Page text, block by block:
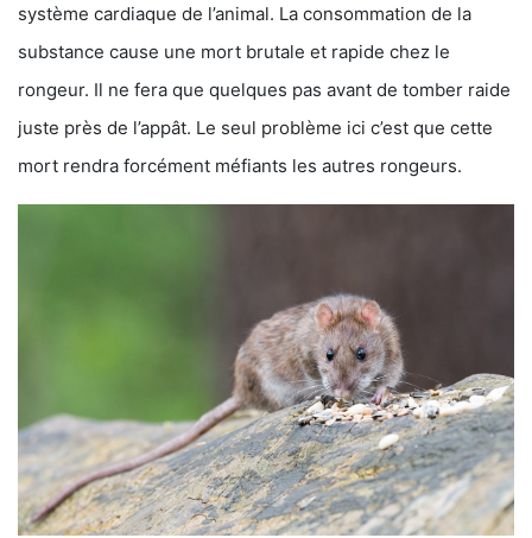
système cardiaque de l’animal. La consommation de la
substance cause une mort brutale et rapide chez le
rongeur. Il ne fera que quelques pas avant de tomber raide
juste près de l’appât. Le seul problème ici c’est que cette
mort rendra forcément méfiants les autres rongeurs.